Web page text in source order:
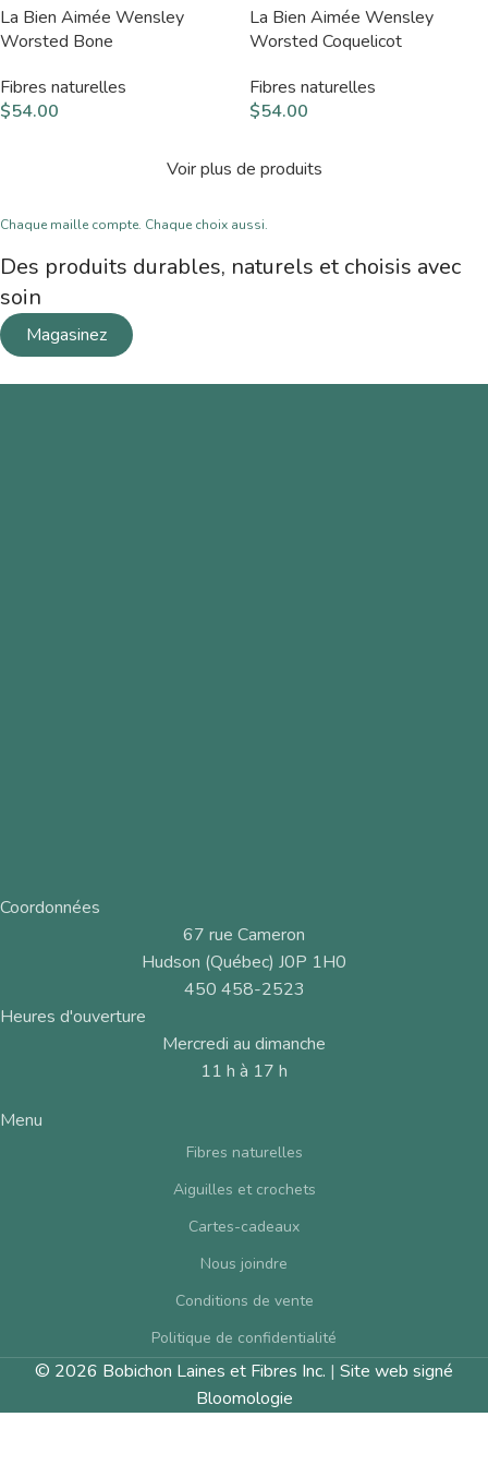
La Bien Aimée Wensley
Worsted Bone
Fibres naturelles
$54.00
La Bien Aimée Wensley
Worsted Coquelicot
Fibres naturelles
$54.00
Voir plus de produits
Chaque maille compte. Chaque choix aussi.
Des produits durables, naturels et choisis avec
soin
Magasinez
Coordonnées
67 rue Cameron
Hudson (Québec) J0P 1H0
450 458-2523
Heures d'ouverture
Mercredi au dimanche
11 h à 17 h
Menu
Fibres naturelles
Aiguilles et crochets
Cartes-cadeaux
Nous joindre
Conditions de vente
Politique de confidentialité
© 2026 Bobichon Laines et Fibres Inc. | Site web signé
Bloomologie